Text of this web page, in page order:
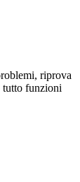
riprova
tutto funzioni